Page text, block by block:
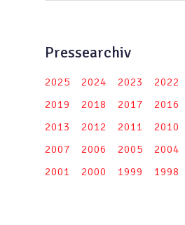
Pressearchiv
2025 2024 2023 2022
2019
2018 2017 2016
2013
2012 2011 2010
2007
2006 2005 2004
2001
2000 1999 1998